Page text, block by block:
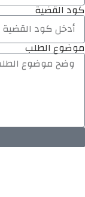
كود القضية
موضوع الطلب